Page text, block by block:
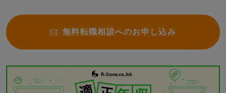
無料転職相談へのお申し込み